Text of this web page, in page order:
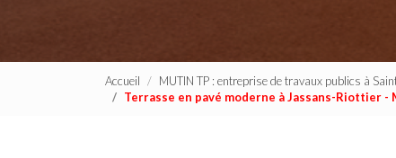
Accueil MUTIN TP : entreprise de travaux publics à
Terrasse en pavé moderne à Jassans-Riottier -